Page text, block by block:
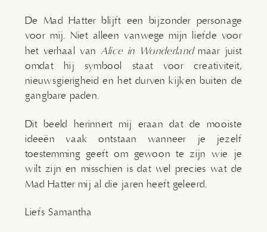
De Mad Hatter blijft een bijzonder personage
voor mij. Niet alleen vanwege mijn liefde voor
het verhaal van Alice in Wonderlandmaar juist
omdat hij symbool staat voor creativiteit,
nieuwsgierigheid en het durven kijken buiten de
gangbare paden.
Dit beeld herinnert mij eraan dat de mooiste
ideeën vaak ontstaan wanneer je jezelf
toestemming geeft om gewoon te zijn wie je
wilt zijn en misschien is dat wel precies wat de
Mad Hatter mij al die jaren heeft geleerd.
Liefs Samantha